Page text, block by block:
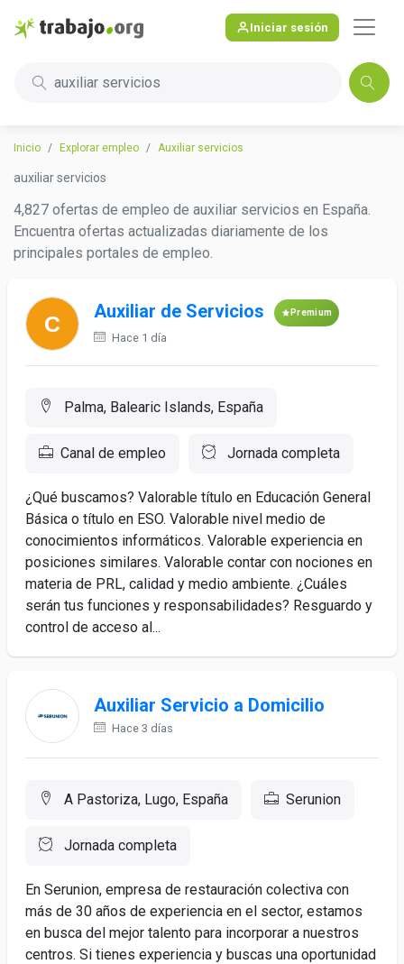
Iniciar sesión
auxiliar servicios
Inicio Explorar empleo Auxiliar servicios
auxiliar servicios
4,827 ofertas de empleo de auxiliar servicios en España.
Encuentra ofertas actualizadas diariamente de los
principales portales de empleo.
Auxiliar de Servicios Premium
Hace 1 día
Palma, Balearic Islands, España
Canal de empleo Jornada completa
¿Qué buscamos? Valorable título en Educación General
Básica o título en ESO. Valorable nivel medio de
conocimientos informáticos. Valorable experiencia en
posiciones similares. Valorable contar con nociones en
materia de PRL, calidad y medio ambiente. ¿Cuáles
serán tus funciones y responsabilidades? Resguardo y
control de acceso al...
Auxiliar Servicio a Domicilio
Hace 3 días
A Pastoriza, Lugo, España Serunion
Jornada completa
En Serunion, empresa de restauración colectiva con
más de 30 años de experiencia en el sector, estamos
en busca del mejor talento para incorporar a nuestros
centros. Si tienes experiencia y buscas una oportunidad